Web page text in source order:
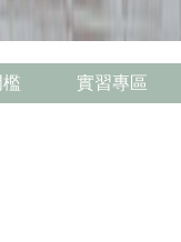
實習專區